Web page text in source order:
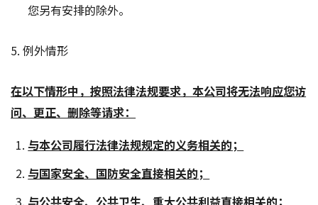
您另有安排的除外。
5. 例外情形
在以下情形中，按照法律法规要求，本公司将无法响应您访
问、更正、删除等请求：
与本公司履行法律法规规定的义务相关的；
与国家安全、国防安全直接相关的；
与公共安全、公共卫生、重大公共利益直接相关的；